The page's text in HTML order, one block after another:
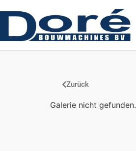
Zurück
Galerie nicht gefunden.